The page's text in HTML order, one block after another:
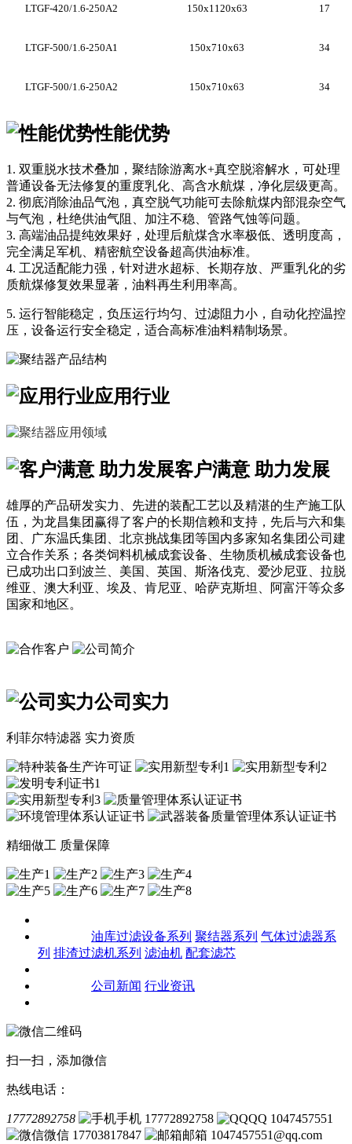
LTGF-420/1.6-250A2 150x1120x63 17
LTGF-500/1.6-250A1 150x710x63 34
LTGF-500/1.6-250A2 150x710x63 34
性能优势
1. 双重脱水技术叠加，聚结除游离水+真空脱溶解水，可处理
普通设备无法修复的重度乳化、高含水航煤，净化层级更高。
2. 彻底消除油品气泡，真空脱气功能可去除航煤内部混杂空气
与气泡，杜绝供油气阻、加注不稳、管路气蚀等问题。
3. 高端油品提纯效果好，处理后航煤含水率极低、透明度高，
完全满足军机、精密航空设备超高供油标准。
4. 工况适配能力强，针对进水超标、长期存放、严重乳化的劣
质航煤修复效果显著，油料再生利用率高。
5. 运行智能稳定，负压运行均匀、过滤阻力小，自动化控温控
压，设备运行安全稳定，适合高标准油料精制场景。
应用行业
客户满意 助力发展
雄厚的产品研发实力、先进的装配工艺以及精湛的生产施工队
伍，为龙昌集团赢得了客户的长期信赖和支持，先后与六和集
团、广东温氏集团、北京挑战集团等国内多家知名集团公司建
立合作关系；各类饲料机械成套设备、生物质机械成套设备也
已成功出口到波兰、美国、英国、斯洛伐克、爱沙尼亚、拉脱
维亚、澳大利亚、埃及、肯尼亚、哈萨克斯坦、阿富汗等众多
国家和地区。
公司实力
利菲尔特滤器 实力资质
精细做工 质量保障
油库过滤设备系列 聚结器系列 气体过滤器系
列 排渣过滤机系列 滤油机 配套滤芯
公司新闻 行业资讯
扫一扫，添加微信
热线电话：
17772892758 手机 17772892758
QQ 1047457551
微信 17703817847
邮箱 1047457551@qq.com